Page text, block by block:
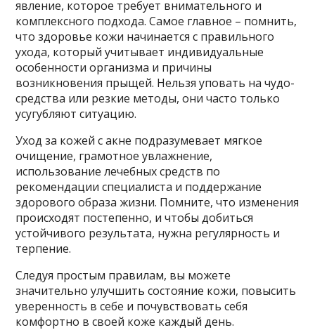
явление, которое требует внимательного и
комплексного подхода. Самое главное – помнить,
что здоровье кожи начинается с правильного
ухода, который учитывает индивидуальные
особенности организма и причины
возникновения прыщей. Нельзя уповать на чудо-
средства или резкие методы, они часто только
усугубляют ситуацию.
Уход за кожей с акне подразумевает мягкое
очищение, грамотное увлажнение,
использование лечебных средств по
рекомендации специалиста и поддержание
здорового образа жизни. Помните, что изменения
происходят постепенно, и чтобы добиться
устойчивого результата, нужна регулярность и
терпение.
Следуя простым правилам, вы можете
значительно улучшить состояние кожи, повысить
уверенность в себе и почувствовать себя
комфортно в своей коже каждый день.